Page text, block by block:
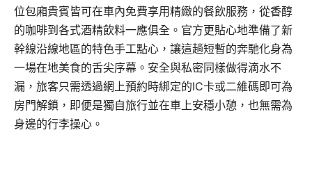
位包廂貴賓皆可在車內免費享用精緻的餐飲服務，從香醇
的咖啡到各式酒精飲料一應俱全。官方更貼心地準備了新
幹線沿線地區的特色手工點心，讓這趟短暫的奔馳化身為
一場在地美食的舌尖序幕。安全與私密同樣做得滴水不
漏，旅客只需透過網上預約時綁定的IC卡或二維碼即可為
房門解鎖，即便是獨自旅行並在車上安穩小憩，也無需為
身邊的行李操心。